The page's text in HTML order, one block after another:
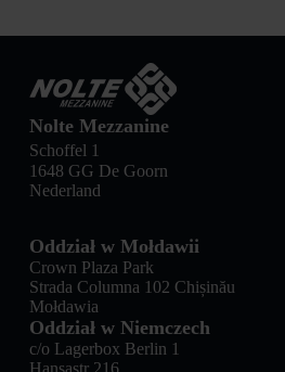
Nolte Mezzanine
Schoffel 1
1648 GG De Goorn
Nederland
Oddział w Mołdawii
Crown Plaza Park
Strada Columna 102 Chișinău
Mołdawia
Oddział w Niemczech
c/o Lagerbox Berlin 1